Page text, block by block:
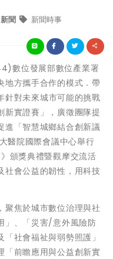
新聞 新聞時事
數位發展部數位產業署
地方攜手合作的模式．帶
針對未來城市可能的挑戰
新實證賽」，廣徵團隊提
進「智慧城鄉結合創新議
醫院國際會議中心舉行
頒獎典禮暨觀摩交流活
社會公益的韌性，用科技
聚焦於城市數位治理與社
」、「災害/意外風險防
社會福祉與弱勢照護」
「前瞻應用與公益創新實